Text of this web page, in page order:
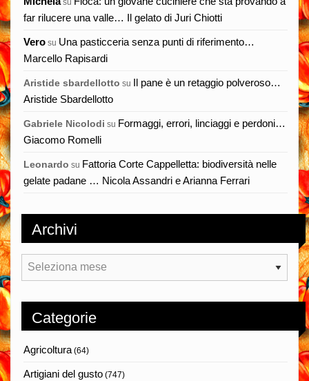
far rilucere una valle… Il gelato di Juri Chiotti
Vero su Una pasticceria senza punti di riferimento…
Marcello Rapisardi
Aristide sbardellotto su Il pane è un retaggio polveroso…
Aristide Sbardellotto
Gabriele Nicolodi su Formaggi, errori, linciaggi e perdoni…
Giacomo Romelli
Leonardo su Fattoria Corte Cappelletta: biodiversità nelle
gelate padane … Nicola Assandri e Arianna Ferrari
Archivi
Archivi
Categorie
Agricoltura(64)
Artigiani del gusto (747)